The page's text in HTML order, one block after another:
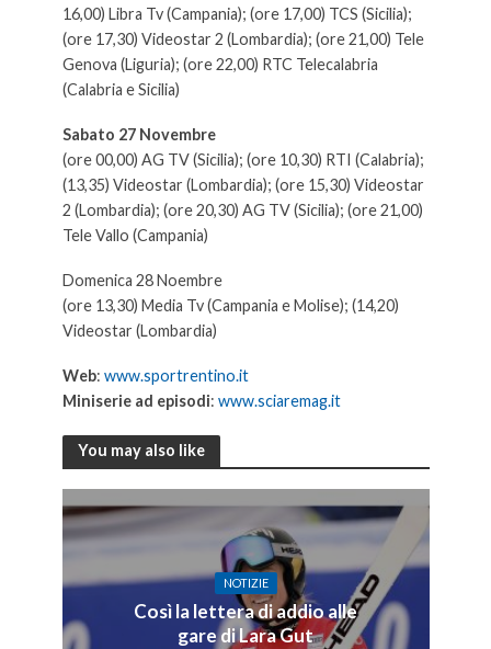
16,00) Libra Tv (Campania); (ore 17,00) TCS (Sicilia);
(ore 17,30) Videostar 2 (Lombardia); (ore 21,00) Tele
Genova (Liguria); (ore 22,00) RTC Telecalabria
(Calabria e Sicilia)
Sabato 27 Novembre
(ore 00,00) AG TV (Sicilia); (ore 10,30) RTI (Calabria);
(13,35) Videostar (Lombardia); (ore 15,30) Videostar
2 (Lombardia); (ore 20,30) AG TV (Sicilia); (ore 21,00)
Tele Vallo (Campania)
Domenica 28 Noembre
(ore 13,30) Media Tv (Campania e Molise); (14,20)
Videostar (Lombardia)
Web: www.sportrentino.it
Miniserie ad episodi: www.sciaremag.it
You may also like
NOTIZIE
Così la lettera di addio alle
gare di Lara Gut